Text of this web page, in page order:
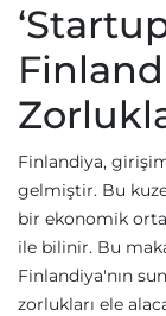
Finlandiya,
gelmiştir. Bu
bir ekonomik
ile bilinir. Bu
Finlandiya'nın
zorlukları ele